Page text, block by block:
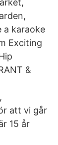
a karaoke
Exciting
&
att vi går
15 år